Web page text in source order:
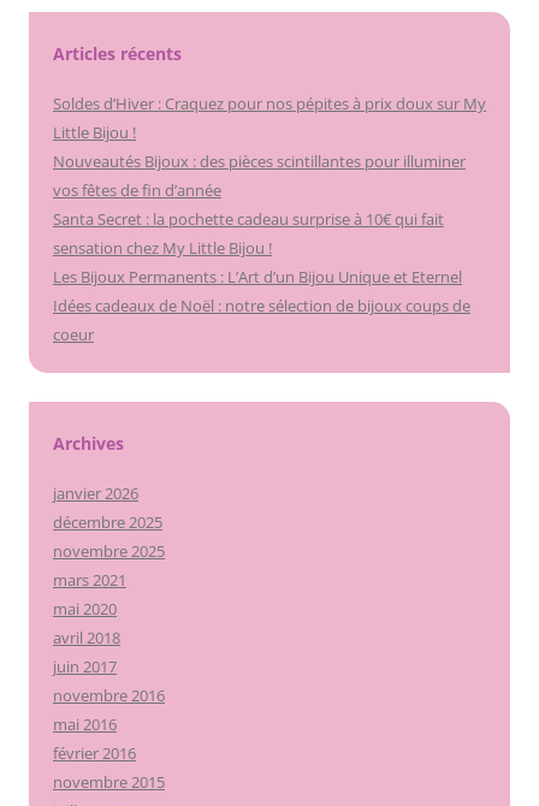
Articles récents
Soldes d’Hiver : Craquez pour nos pépites à prix doux sur My
Little Bijou !
Nouveautés Bijoux : des pièces scintillantes pour illuminer
vos fêtes de fin d’année
Santa Secret : la pochette cadeau surprise à 10€ qui fait
sensation chez My Little Bijou !
Les Bijoux Permanents : L’Art d’un Bijou Unique et Eternel
Idées cadeaux de Noël : notre sélection de bijoux coups de
coeur
Archives
janvier 2026
décembre 2025
novembre 2025
mars 2021
mai 2020
avril 2018
juin 2017
novembre 2016
mai 2016
février 2016
novembre 2015